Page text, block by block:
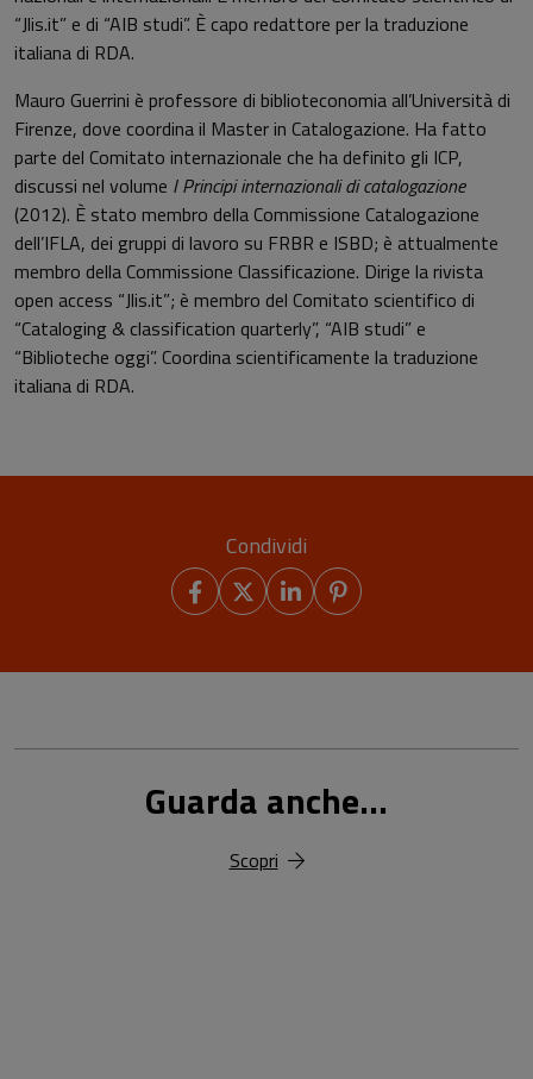
“Jlis.it” e di “AIB studi”. È capo redattore per la traduzione
italiana di RDA.
Mauro Guerrini è professore di biblioteconomia all’Università di
Firenze, dove coordina il Master in Catalogazione. Ha fatto
parte del Comitato internazionale che ha definito gli ICP,
discussi nel volume I Principi internazionali di catalogazione
(2012). È stato membro della Commissione Catalogazione
dell’IFLA, dei gruppi di lavoro su FRBR e ISBD; è attualmente
membro della Commissione Classificazione. Dirige la rivista
open access “Jlis.it”; è membro del Comitato scientifico di
“Cataloging & classification quarterly”, “AIB studi” e
“Biblioteche oggi”. Coordina scientificamente la traduzione
italiana di RDA.
Condividi
Guarda anche...
Scopri